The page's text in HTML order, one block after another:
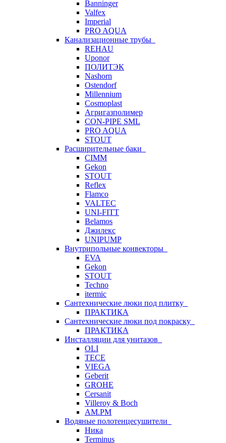
Banninger
Valfex
Imperial
PRO AQUA
Канализационные трубы
REHAU
Uponor
ПОЛИТЭК
Nashorn
Ostendorf
Millennium
Cosmoplast
Агригазполимер
CON-PIPE SML
PRO AQUA
STOUT
Расширительные баки
CIMM
Gekon
STOUT
Reflex
Flamco
VALTEC
UNI-FITT
Belamos
Джилекс
UNIPUMP
Внутрипольные конвекторы
EVA
Gekon
STOUT
Techno
itermic
Сантехнические люки под плитку
ПРАКТИКА
Сантехнические люки под покраску
ПРАКТИКА
Инсталляции для унитазов
OLI
TECE
VIEGA
Geberit
GROHE
Cersanit
Villeroy & Boch
AM.PM
Водяные полотенцесушители
Ника
Terminus